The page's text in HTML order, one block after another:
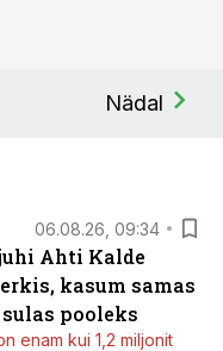
Nädal
06.08.26, 09:34
Ahti Kalde
kasum samas
pooleks
enam kui 1,2 miljonit